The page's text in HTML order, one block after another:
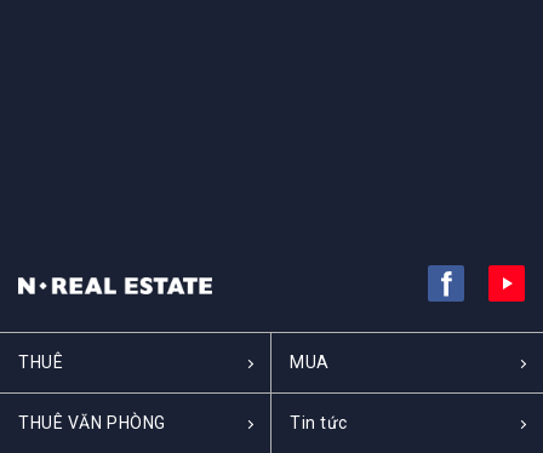
THUÊ MUA
THUÊ VĂN PHÒNG Tin tức